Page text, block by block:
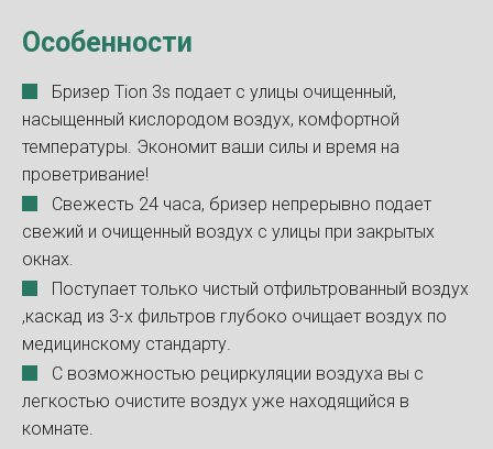
Особенности
Бризер Tion 3s подает с улицы очищенный,
насыщенный кислородом воздух, комфортной
температуры. Экономит ваши силы и время на
проветривание!
Свежесть 24 часа, бризер непрерывно подает
свежий и очищенный воздух с улицы при закрытых
окнах.
Поступает только чистый отфильтрованный воздух
,каскад из 3-х фильтров глубоко очищает воздух по
медицинскому стандарту.
С возможностью рециркуляции воздуха вы с
легкостью очистите воздух уже находящийся в
комнате.